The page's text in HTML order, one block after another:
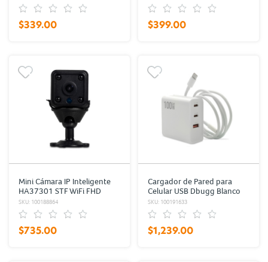
$339.00 $399.00
Mini Cámara IP Inteligente
HA37301 STF WiFi FHD
1080p
SKU: 100188864
$735.00
Cargador de Pared para
Celular USB Dbugg Blanco
SKU: 100191633
$1,239.00